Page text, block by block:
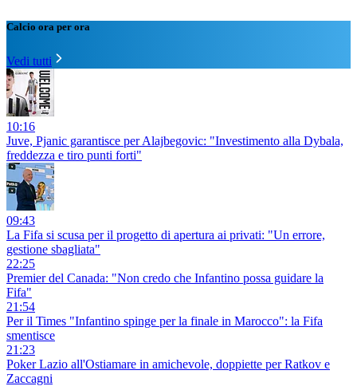
Calcio ora per ora
Vedi tutti
10:16
Juve, Pjanic garantisce per Alajbegovic: "Investimento alla Dybala,
freddezza e tiro punti forti"
09:43
La Fifa si scusa per il progetto di apertura ai privati: "Un errore,
gestione sbagliata"
22:25
Premier del Canada: "Non credo che Infantino possa guidare la
Fifa"
21:54
Per il Times "Infantino spinge per la finale in Marocco": la Fifa
smentisce
21:23
Poker Lazio all'Ostiamare in amichevole, doppiette per Ratkov e
Zaccagni